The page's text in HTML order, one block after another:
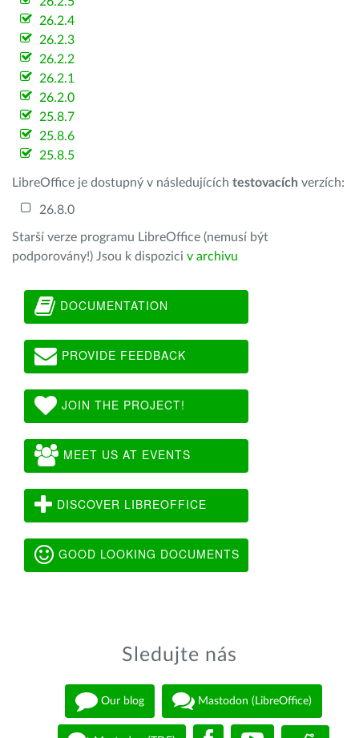
26.2.4
26.2.3
26.2.2
26.2.1
26.2.0
25.8.7
25.8.6
25.8.5
LibreOffice je dostupný v následujících testovacích verzích:
26.8.0
Starší verze programu LibreOffice (nemusí být
podporovány!) Jsou k dispozici v archivu
DOCUMENTATION
PROVIDE FEEDBACK
JOIN THE PROJECT!
MEET US AT EVENTS
DISCOVER LIBREOFFICE
GOOD LOOKING DOCUMENTS
Sledujte nás
Our blog Mastodon (LibreOffice)